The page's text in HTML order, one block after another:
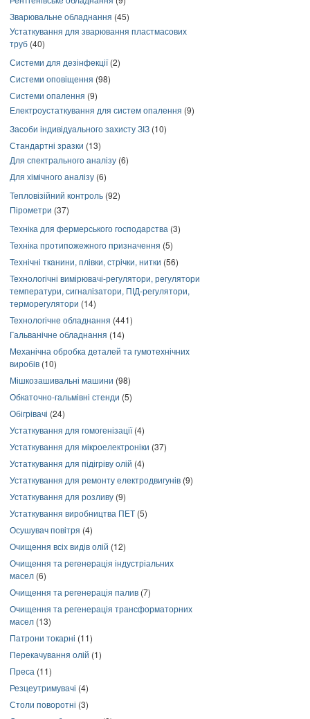
Зварювальне обладнання (45)
Устаткування для зварювання пластмасових
труб (40)
Системи для дезінфекції(2)
Системи оповіщення (98)
Системи опалення (9)
Електроустаткування для систем опалення (9)
Засоби індивідуального захисту ЗІЗ (10)
Стандартні зразки (13)
Для спектрального аналізу (6)
Для хімічного аналізу (6)
Тепловізійний контроль (92)
Пірометри (37)
Техніка для фермерського господарства (3)
Техніка протипожежного призначення (5)
Технічні тканини, плівки, стрічки, нитки (56)
Технологічні вимірювачі-регулятори, регулятори
температури, сигналізатори, ПІД-регулятори,
терморегулятори (14)
Технологічне обладнання (441)
Гальванічне обладнання (14)
Механічна обробка деталей та гумотехнічних
виробів (10)
Мішкозашивальні машини (98)
Обкаточно-гальмівні стенди (5)
Обігрівачі (24)
Устаткування для гомогенізації(4)
Устаткування для мікроелектроніки (37)
Устаткування для підігріву олій (4)
Устаткування для ремонту електродвигунів (9)
Устаткування для розливу (9)
Устаткування виробництва ПЕТ (5)
Осушувач повітря (4)
Очищення всіх видів олій (12)
Очищення та регенерація індустріальних
масел (6)
Очищення та регенерація палив (7)
Очищення та регенерація трансформаторних
масел (13)
Патрони токарні (11)
Перекачування олій (1)
Преса (11)
Резцеутримувачі (4)
Столи поворотні (3)